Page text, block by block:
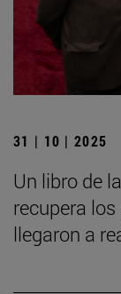
31 | 10 | 2025
Un libro de
recupera
llegaron a